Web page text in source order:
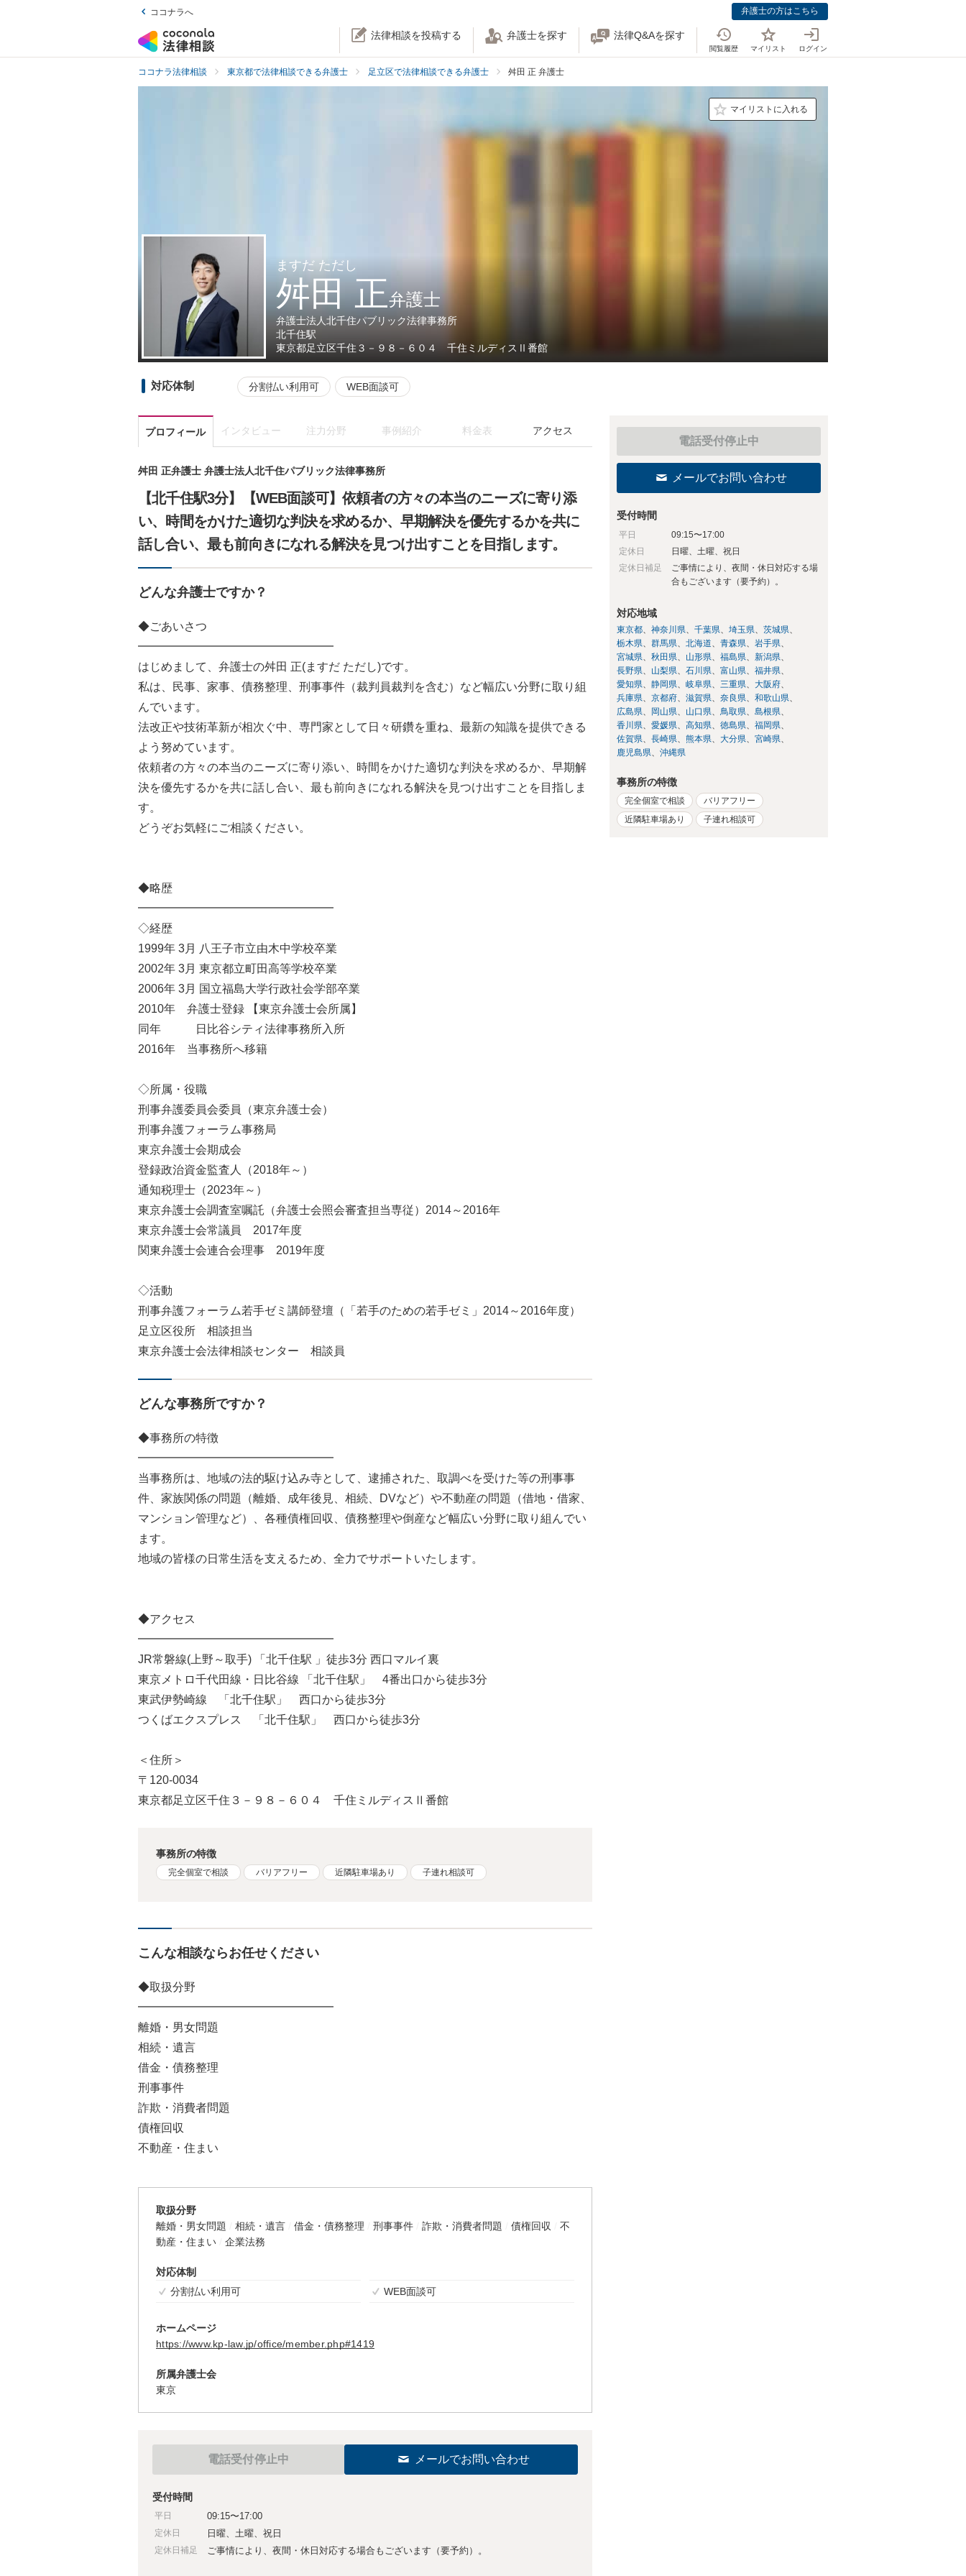
ココナラへ 弁護士の方はこちら
法律相談を投稿する 弁護士を探す 法律Q&Aを探す
閲覧履歴 マイリスト ログイン
ココナラ法律相談 東京都で法律相談できる弁護士 足立区で法律相談できる弁護士 舛田 正 弁護士
マイリストに入れる
ますだ ただし
舛田 正弁護士
弁護士法人北千住パブリック法律事務所
北千住駅
東京都足立区千住３－９８－６０４ 千住ミルディスⅡ番館
対応体制 分割払い利用可 WEB面談可
プロフィール インタビュー 注力分野 事例紹介 料金表 アクセス
舛田 正弁護士 弁護士法人北千住パブリック法律事務所
【北千住駅3分】【WEB面談可】依頼者の方々の本当のニーズに寄り添
い、時間をかけた適切な判決を求めるか、早期解決を優先するかを共に
話し合い、最も前向きになれる解決を見つけ出すことを目指します。
どんな弁護士ですか？
◆ごあいさつ
━━━━━━━━━━━━━━━━━
はじめまして、弁護士の舛田 正(ますだ ただし)です。
私は、民事、家事、債務整理、刑事事件（裁判員裁判を含む）など幅広い分野に取り組
んでいます。
法改正や技術革新が相次ぐ中、専門家として日々研鑽を重ね、最新の知識を提供できる
よう努めています。
依頼者の方々の本当のニーズに寄り添い、時間をかけた適切な判決を求めるか、早期解
決を優先するかを共に話し合い、最も前向きになれる解決を見つけ出すことを目指しま
す。
どうぞお気軽にご相談ください。
◆略歴
━━━━━━━━━━━━━━━━━
◇経歴
1999年 3月 八王子市立由木中学校卒業
2002年 3月 東京都立町田高等学校卒業
2006年 3月 国立福島大学行政社会学部卒業
2010年 弁護士登録 【東京弁護士会所属】
同年 日比谷シティ法律事務所入所
2016年 当事務所へ移籍
◇所属・役職
刑事弁護委員会委員（東京弁護士会）
刑事弁護フォーラム事務局
東京弁護士会期成会
登録政治資金監査人（2018年～）
通知税理士（2023年～）
東京弁護士会調査室嘱託（弁護士会照会審査担当専従）2014～2016年
東京弁護士会常議員 2017年度
関東弁護士会連合会理事 2019年度
◇活動
刑事弁護フォーラム若手ゼミ講師登壇（「若手のための若手ゼミ」2014～2016年度）
足立区役所 相談担当
東京弁護士会法律相談センター 相談員
どんな事務所ですか？
◆事務所の特徴
━━━━━━━━━━━━━━━━━
当事務所は、地域の法的駆け込み寺として、逮捕された、取調べを受けた等の刑事事
件、家族関係の問題（離婚、成年後見、相続、DVなど）や不動産の問題（借地・借家、
マンション管理など）、各種債権回収、債務整理や倒産など幅広い分野に取り組んでい
ます。
地域の皆様の日常生活を支えるため、全力でサポートいたします。
◆アクセス
━━━━━━━━━━━━━━━━━
JR常磐線(上野～取手) 「北千住駅 」徒歩3分 西口マルイ裏
東京メトロ千代田線・日比谷線 「北千住駅」 4番出口から徒歩3分
東武伊勢崎線 「北千住駅」 西口から徒歩3分
つくばエクスプレス 「北千住駅」 西口から徒歩3分
＜住所＞
〒120-0034
東京都足立区千住３－９８－６０４ 千住ミルディスⅡ番館
事務所の特徴
完全個室で相談 バリアフリー 近隣駐車場あり 子連れ相談可
こんな相談ならお任せください
◆取扱分野
━━━━━━━━━━━━━━━━━
離婚・男女問題
相続・遺言
借金・債務整理
刑事事件
詐欺・消費者問題
債権回収
不動産・住まい
取扱分野
離婚・男女問題
相続・遺言 借金・債務整理 刑事事件 詐欺・消費者問題 債権回収
不
動産・住まい
企業法務
対応体制
分割払い利用可
WEB面談可
ホームページ
https://www.kp-law.jp/office/member.php#1419
所属弁護士会
東京
電話受付停止中 メールでお問い合わせ
受付時間
平日 09:15〜17:00
定休日 日曜、土曜、祝日
定休日補足 ご事情により、夜間・休日対応する場合もございます（要予約）。
電話受付停止中
メールでお問い合わせ
受付時間
平日
09:15〜17:00
定休日
日曜、土曜、祝日
定休日補足
ご事情により、夜間・休日対応する場
合もございます（要予約）。
対応地域
東京都 神奈川県 千葉県 埼玉県
茨城県
栃木県
群馬県 北海道 青森県
岩手県
宮城県
秋田県 山形県 福島県
新潟県
長野県
山梨県 石川県 富山県
福井県
愛知県
静岡県 岐阜県 三重県
大阪府
兵庫県
京都府 滋賀県 奈良県
和歌山県
広島県
岡山県 山口県 鳥取県
島根県
香川県
愛媛県 高知県 徳島県
福岡県
佐賀県
長崎県 熊本県 大分県
宮崎県
鹿児島県
沖縄県
事務所の特徴
完全個室で相談
バリアフリー
近隣駐車場あり
子連れ相談可